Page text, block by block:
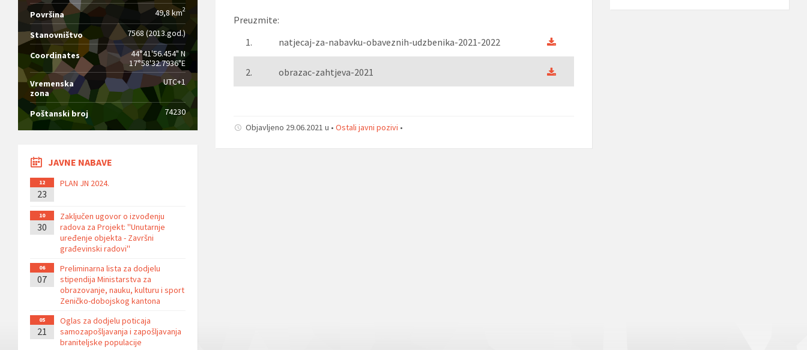
Preuzmite:
1.
natjecaj-za-nabavku-obaveznih-udzbenika-2021-2022
2. obrazac-zahtjeva-2021
Objavljeno 29.06.2021 u • Ostali javni pozivi •
Površina 49,8 km2
Stanovništvo 7568 (2013.god.)
Coordinates
44°41'56.454" N
17°58'32.7936"E
Vremenska
zona
UTC+1
Poštanski broj 74230
JAVNE NABAVE
12
23
PLAN JN 2024.
10
30
Zaključen ugovor o izvođenju
radova za Projekt: ''Unutarnje
uređenje objekta - Završni
građevinski radovi''
06
07
Preliminarna lista za dodjelu
stipendija Ministarstva za
obrazovanje, nauku, kulturu i sport
Zeničko-dobojskog kantona
05
21
Oglas za dodjelu poticaja
samozapošljavanja i zapošljavanja
braniteljske populacije